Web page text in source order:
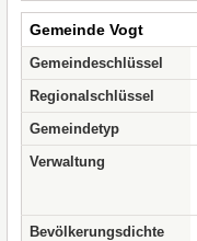
Gemeinde Vogt
Gemeindeschlüssel
Regionalschlüssel
Gemeindetyp
Verwaltung
Bevölkerungsdichte